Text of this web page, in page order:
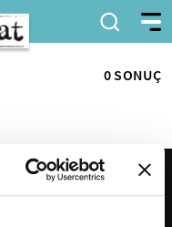
0 SONUÇ